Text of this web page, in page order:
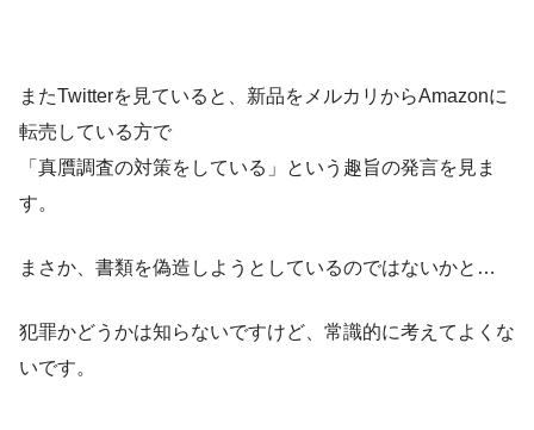
またTwitterを見ていると、新品をメルカリからAmazonに
転売している方で
「真贋調査の対策をしている」という趣旨の発言を見ま
す。
まさか、書類を偽造しようとしているのではないかと…
犯罪かどうかは知らないですけど、常識的に考えてよくな
いです。